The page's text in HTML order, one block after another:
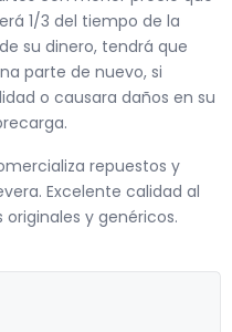
1/3 del tiempo de la
su dinero, tendrá que
parte de nuevo, si
o causara daños en su
repuestos y
Excelente calidad al
y genéricos.